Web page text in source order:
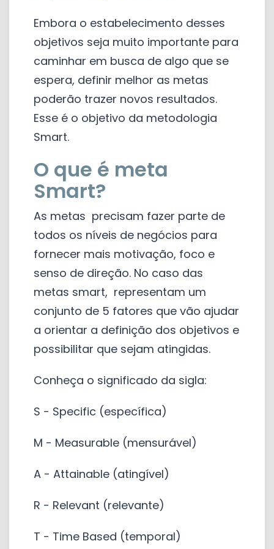
Embora o estabelecimento desses
objetivos seja muito importante para
caminhar em busca de algo que se
espera, definir melhor as metas
poderão trazer novos resultados.
Esse é o objetivo da metodologia
Smart.
O que é meta
Smart?
As metas precisam fazer parte de
todos os níveis de negócios para
fornecer mais motivação, foco e
senso de direção. No caso das
metas smart, representam um
conjunto de 5 fatores que vão ajudar
a orientar a definição dos objetivos e
possibilitar que sejam atingidas.
Conheça o significado da sigla:
S - Specific (específica)
M - Measurable (mensurável)
A - Attainable (atingível)
R - Relevant (relevante)
T - Time Based (temporal)